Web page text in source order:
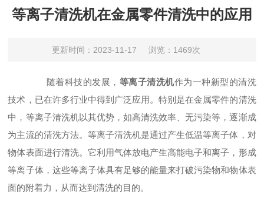
等离子清洗机在金属零件清洗中的应用
更新时间：2023-11-17 浏览：1469次
随着科技的发展， 等离子清洗机作为一种新型的清洗
技术，已在许多行业中得到广泛应用。特别是在金属零件的清洗
中，等离子清洗机以其优势，如高清洗效率、无污染等，逐渐成
为主流的清洗方法。等离子清洗机是通过产生低温等离子体，对
物体表面进行清洗。它利用气体放电产生高能电子和离子，形成
等离子体，这些等离子体具有足够的能量来打破污染物和物体表
面的附着力，从而达到清洗的目的。